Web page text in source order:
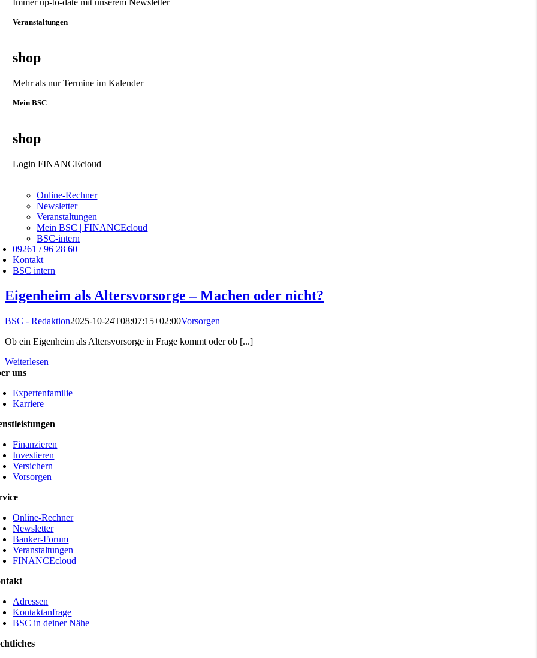
Veranstaltungen
shop
Mehr als nur Termine im Kalender
Mein BSC
shop
Login FINANCEcloud
Online-Rechner
Newsletter
Veranstaltungen
Mein BSC | FINANCEcloud
BSC-intern
09261 / 96 28 60
Kontakt
BSC intern
Eigenheim als Altersvorsorge – Machen oder nicht?
BSC - Redaktion2025-10-24T08:07:15+02:00Vorsorgen|
Ob ein Eigenheim als Altersvorsorge in Frage kommt oder ob [...]
Weiterlesen
uns
Expertenfamilie
Karriere
Finanzieren
Investieren
Versichern
Vorsorgen
Online-Rechner
Newsletter
Banker-Forum
Veranstaltungen
FINANCEcloud
Adressen
Kontaktanfrage
BSC in deiner Nähe